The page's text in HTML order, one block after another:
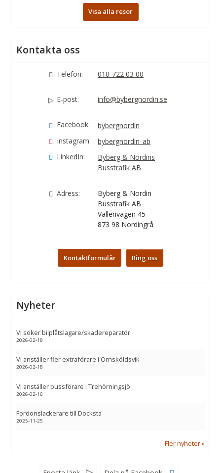
Visa alla resor
Kontakta oss
Telefon: 010-722 03 00
E-post: info@bybergnordin.se
Facebook:
bybergnordin
Instagram:
bybergnordin_ab
LinkedIn:
Byberg & Nordins
Busstrafik AB
Adress:
Byberg & Nordin
Busstrafik AB
Vallenvägen 45
873 98 Nordingrå
Kontaktformulär Ring oss
Nyheter
Vi söker bilplåtslagare/skadereparatör
2026-02-18
Vi anställer fler extraförare i Örnsköldsvik
2026-02-18
Vi anställer bussförare i Trehörningsjö
2026-02-16
Fordonslackerare till Docksta
2025-11-25
Fler nyheter